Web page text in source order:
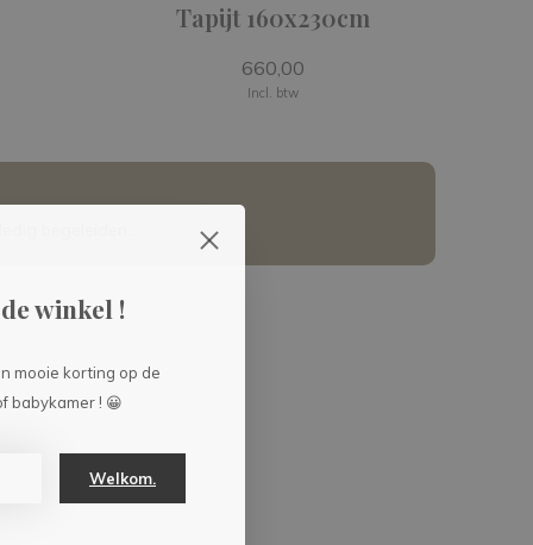
Tapijt 160x230cm
660,00
Incl. btw
winkel !
mooie korting op de
babykamer ! 😀
Welkom.